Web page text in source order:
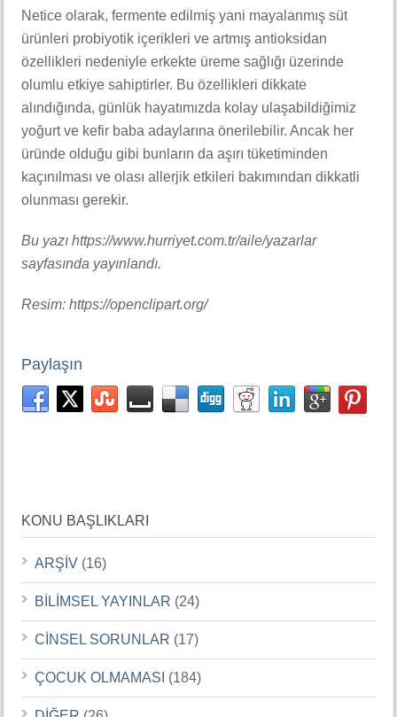
Netice olarak, fermente edilmiş yani mayalanmış süt
ürünleri probiyotik içerikleri ve artmış antioksidan
özellikleri nedeniyle erkekte üreme sağlığı üzerinde
olumlu etkiye sahiptirler. Bu özellikleri dikkate
alındığında, günlük hayatımızda kolay ulaşabildiğimiz
yoğurt ve kefir baba adaylarına önerilebilir. Ancak her
üründe olduğu gibi bunların da aşırı tüketiminden
kaçınılması ve olası allerjik etkileri bakımından dikkatli
olunması gerekir.
Bu yazı https://www.hurriyet.com.tr/aile/yazarlar
sayfasında yayınlandı.
Resim: https://openclipart.org/
Paylaşın
KONU BAŞLIKLARI
ARŞİV (16)
BİLİMSEL YAYINLAR (24)
CİNSEL SORUNLAR (17)
ÇOCUK OLMAMASI (184)